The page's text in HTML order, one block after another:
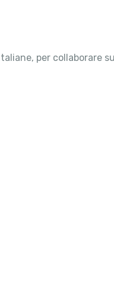
per collaborare